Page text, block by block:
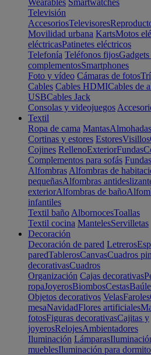
Wearables Smartwatches
Televisión
AccesoriosTelevisores
Movilidad urbana KartsMotos
eléctricasPatinetes eléctricos
Telefonía Teléfonos fijos
complementosSmartphones
Foto y vídeo Cámaras de fotos
Cables Cables HDMICables de
USBCables Jack
Consolas y videojuegos
Textil
Ropa de cama MantasAlmohadas
Cortinas y estores EstoresVisillos
Cojines RellenoExteriorFundas
Complementos para sofás
Alfombras Alfombras de
pequeñasAlfombras
exteriorAlfombras de baño
infantiles
Textil baño AlbornocesToallas
Textil cocina MantelesServilletas
Decoración
Decoración de pared Letreros
paredTablerosCanvasCuadros
decorativasCuadros
Organización Cajas decorativas
ropaJoyerosBiombosCestas
Objetos decorativos VelasFaroles
mesaNavidadFlores artificiales
fotosFiguras decorativasCajitas y
joyerosRelojesAmbientadores
Iluminación Lámparas
mueblesIluminación para